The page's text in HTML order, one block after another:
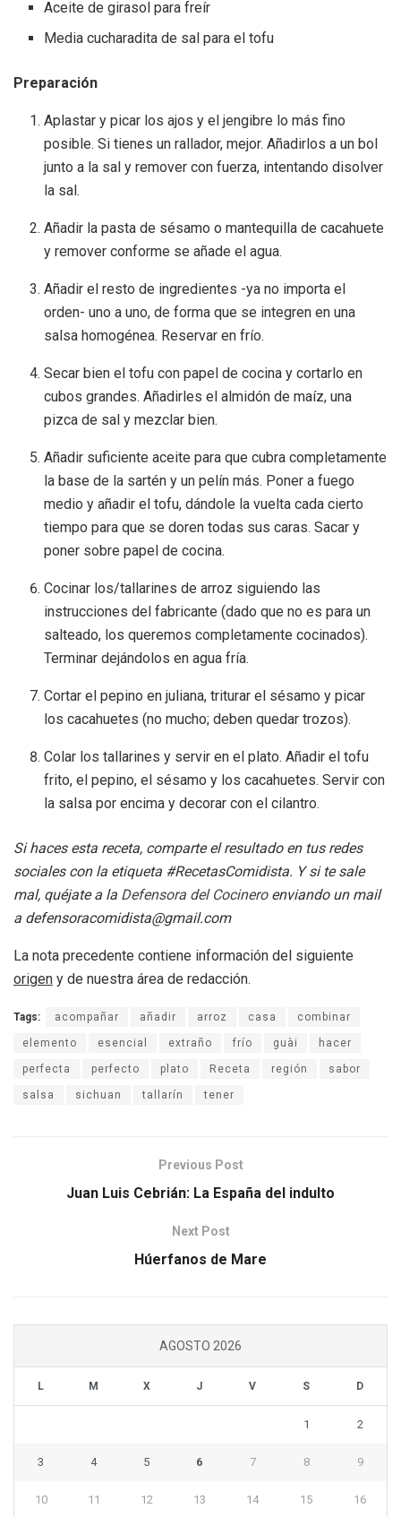
Aceite de girasol para freír
Media cucharadita de sal para el tofu
Preparación
Aplastar y picar los ajos y el jengibre lo más fino
posible. Si tienes un rallador, mejor. Añadirlos a un bol
junto a la sal y remover con fuerza, intentando disolver
la sal.
Añadir la pasta de sésamo o mantequilla de cacahuete
y remover conforme se añade el agua.
Añadir el resto de ingredientes -ya no importa el
orden- uno a uno, de forma que se integren en una
salsa homogénea. Reservar en frío.
Secar bien el tofu con papel de cocina y cortarlo en
cubos grandes. Añadirles el almidón de maíz, una
pizca de sal y mezclar bien.
Añadir suficiente aceite para que cubra completamente
la base de la sartén y un pelín más. Poner a fuego
medio y añadir el tofu, dándole la vuelta cada cierto
tiempo para que se doren todas sus caras. Sacar y
poner sobre papel de cocina.
Cocinar los/tallarines de arroz siguiendo las
instrucciones del fabricante (dado que no es para un
salteado, los queremos completamente cocinados).
Terminar dejándolos en agua fría.
Cortar el pepino en juliana, triturar el sésamo y picar
los cacahuetes (no mucho; deben quedar trozos).
Colar los tallarines y servir en el plato. Añadir el tofu
frito, el pepino, el sésamo y los cacahuetes. Servir con
la salsa por encima y decorar con el cilantro.
Si haces esta receta, comparte el resultado en tus redes
sociales con la etiqueta #RecetasComidista. Y si te sale
mal, quéjate a la Defensora del Cocineroenviando un mail
a defensoracomidista@gmail.com
La nota precedente contiene información del siguiente
origen y de nuestra área de redacción.
Tags: acompañar añadir arroz casa combinar
elemento esencial extraño frío guài hacer
perfecta perfecto plato Receta región sabor
salsa sichuan tallarín tener
Previous Post
Juan Luis Cebrián: La España del indulto
Next Post
Húerfanos de Mare
AGOSTO 2026
L M X J V S D
1 2
3 4 5 6 7 8 9
10 11 12 13 14 15 16